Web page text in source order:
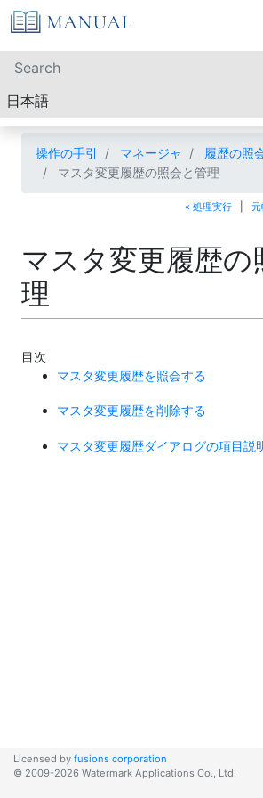
操作の手引 マネージャ
履歴の照
マスタ変更履歴の照会と管理
« 処理実行 元
マスタ変更履歴の
理
目次
マスタ変更履歴を照会する
マスタ変更履歴を削除する
マスタ変更履歴ダイアログの項目説
Licensed by fusions corporation
© 2009-2026 Watermark Applications Co., Ltd.